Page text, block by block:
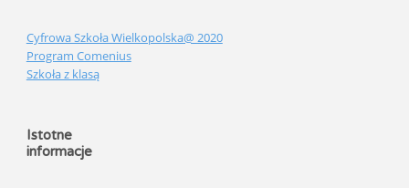
Cyfrowa Szkoła Wielkopolska@ 2020
Program Comenius
Szkoła z klasą
Istotne
informacje